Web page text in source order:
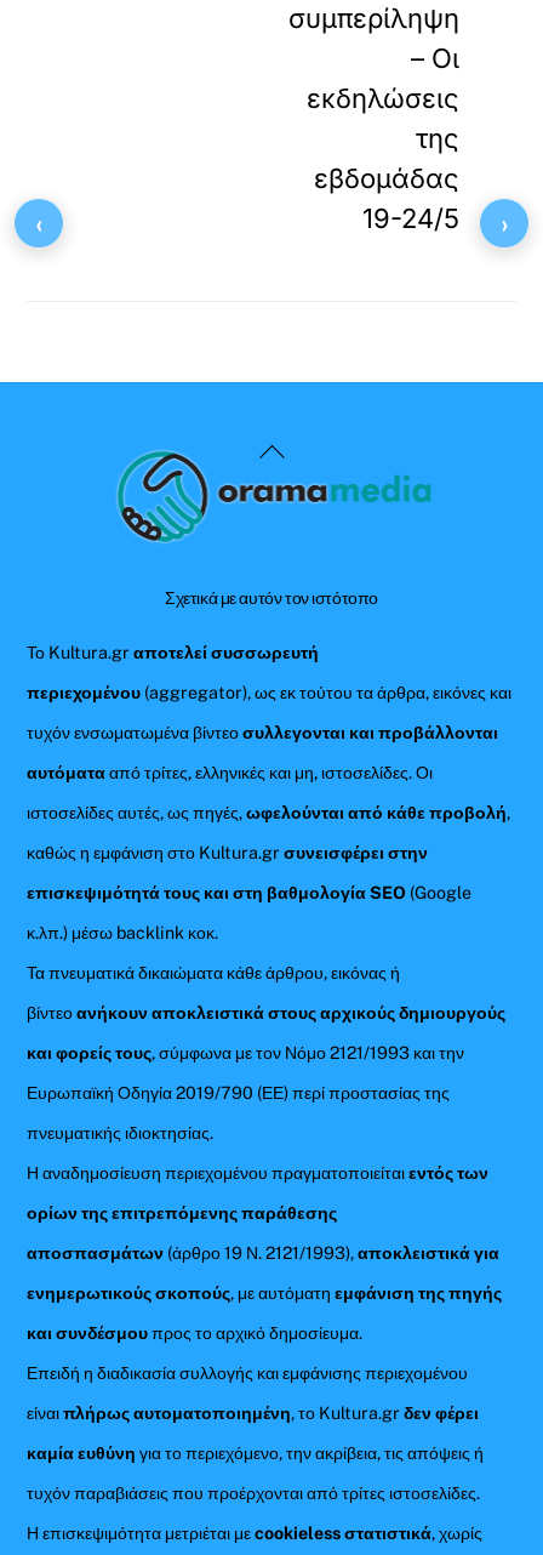
συμπερίληψη
– Οι
εκδηλώσεις
της
εβδομάδας
19-24/5
Back
To
Σχετικά με αυτόν τον ιστότοπο
Το Kultura.grαποτελεί συσσωρευτή
περιεχομένου (aggregator), ως εκ τούτου τα άρθρα, εικόνες και
τυχόν ενσωματωμένα βίντεοσυλλεγονται και προβάλλονται
αυτόματααπό τρίτες, ελληνικές και μη, ιστοσελίδες. Οι
ιστοσελίδες αυτές, ως πηγές,ωφελούνται από κάθε προβολή,
καθώς η εμφάνιση στο Kultura.gr συνεισφέρει στην
επισκεψιμότητά τους και στη βαθμολογία SEO (Google
κ.λπ.) μέσω backlink κοκ.
Τα πνευματικά δικαιώματα κάθε άρθρου, εικόνας ή
βίντεοανήκουν αποκλειστικά στους αρχικούς δημιουργούς
και φορείς τους, σύμφωνα με τον Νόμο 2121/1993 και την
Ευρωπαϊκή Οδηγία 2019/790 (ΕΕ) περί προστασίας της
πνευματικής ιδιοκτησίας.
Η αναδημοσίευση περιεχομένου πραγματοποιείταιεντός των
ορίων της επιτρεπόμενης παράθεσης
αποσπασμάτων (άρθρο 19 Ν. 2121/1993),αποκλειστικά για
ενημερωτικούς σκοπούς, με αυτόματηεμφάνιση της πηγής
και συνδέσμουπρος το αρχικό δημοσίευμα.
Επειδή η διαδικασία συλλογής και εμφάνισης περιεχομένου
είναιπλήρως αυτοματοποιημένη, το Kultura.grδεν φέρει
καμία ευθύνη για το περιεχόμενο, την ακρίβεια, τις απόψεις ή
τυχόν παραβιάσεις που προέρχονται από τρίτες ιστοσελίδες.
Η επισκεψιμότητα μετριέται μεcookieless στατιστικά, χωρίς
‹ ›